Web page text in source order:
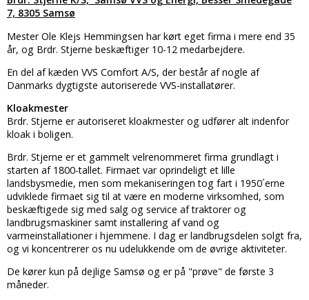
7, 8305 Samsø
Mester Ole Klejs Hemmingsen har kørt eget firma i mere end 35
år, og Brdr. Stjerne beskæftiger 10-12 medarbejdere.
En del af kæden VVS Comfort A/S, der består af nogle af
Danmarks dygtigste autoriserede VVS-installatører.
Kloakmester
Brdr. Stjerne er autoriseret kloakmester og udfører alt indenfor
kloak i boligen.
Brdr. Stjerne er et gammelt velrenommeret firma grundlagt i
starten af 1800-tallet. Firmaet var oprindeligt et lille
landsbysmedie, men som mekaniseringen tog fart i 1950´erne
udviklede firmaet sig til at være en moderne virksomhed, som
beskæftigede sig med salg og service af traktorer og
landbrugsmaskiner samt installering af vand og
varmeinstallationer i hjemmene. I dag er landbrugsdelen solgt fra,
og vi koncentrerer os nu udelukkende om de øvrige aktiviteter.
De kører kun på dejlige Samsø og er på "prøve" de første 3
måneder.